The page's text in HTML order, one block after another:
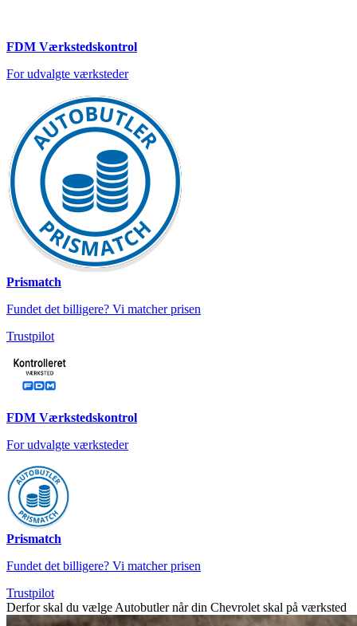
FDM Værkstedskontrol
For udvalgte værksteder
Prismatch
Fundet det billigere? Vi matcher prisen
Trustpilot
FDM Værkstedskontrol
For udvalgte værksteder
Prismatch
Fundet det billigere? Vi matcher prisen
Trustpilot
Derfor skal du vælge Autobutler når din Chevrolet skal på værksted